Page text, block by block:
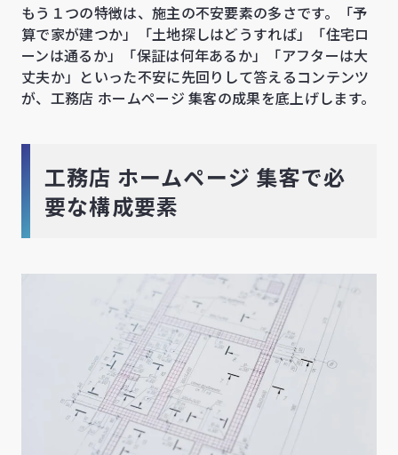
もう１つの特徴は、施主の不安要素の多さです。「予
算で家が建つか」「土地探しはどうすれば」「住宅ロ
ーンは通るか」「保証は何年あるか」「アフターは大
丈夫か」といった不安に先回りして答えるコンテンツ
が、工務店 ホームページ 集客の成果を底上げします。
工務店 ホームページ 集客で必
要な構成要素